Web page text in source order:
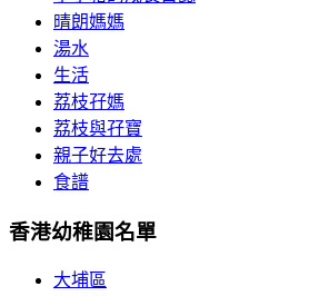
晴朗媽媽
湯水
生活
荔枝孖媽
荔枝與孖寶
親子好去處
食譜
香港幼稚園名單
大埔區